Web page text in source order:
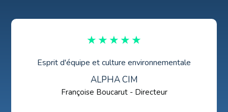
★★★★★
Esprit d'équipe et culture environnementale
Françoise Boucarut - Directeur
ALPHA CIM